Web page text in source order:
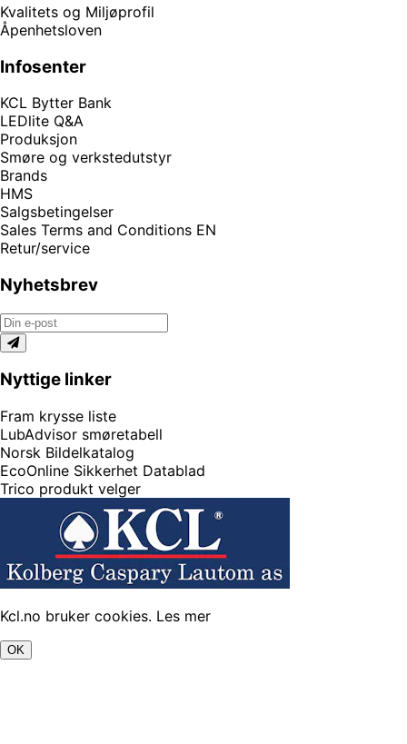
Kvalitets og Miljøprofil
Åpenhetsloven
Infosenter
KCL Bytter Bank
LEDlite Q&A
Produksjon
Smøre og verkstedutstyr
Brands
HMS
Salgsbetingelser
Sales Terms and Conditions EN
Retur/service
Nyhetsbrev
Nyttige linker
Fram krysse liste
LubAdvisor smøretabell
Norsk Bildelkatalog
EcoOnline Sikkerhet Datablad
Trico produkt velger
Kcl.no bruker cookies. Les mer
OK